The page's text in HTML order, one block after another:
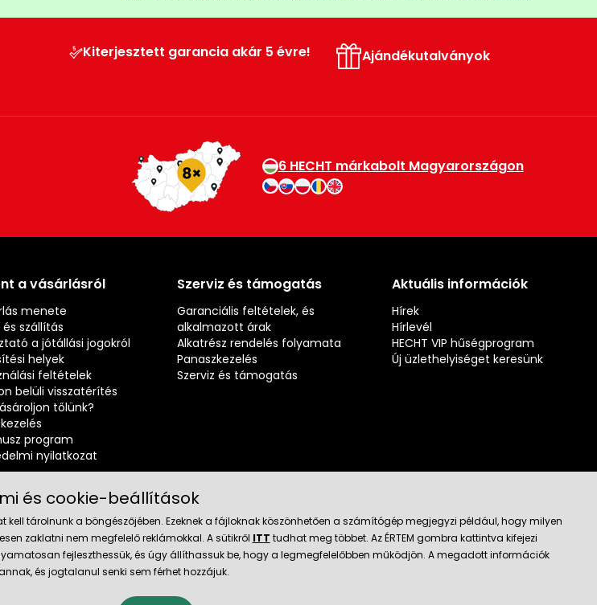
Kiterjesztett garancia akár 5 évre! Ajándékutalványok
6 HECHT márkabolt Magyarországon
a vásárlásról
menete
és szállítás
a jótállási jogokról
helyek
feltételek
belüli visszatérítés
tőlünk?
program
nyilatkozat
Szerviz és támogatás
Garanciális feltételek, és
alkalmazott árak
Alkatrész rendelés folyamata
Panaszkezelés
Szerviz és támogatás
Aktuális információk
Hírek
Hírlevél
HECHT VIP hűségprogram
Új üzlethelyiséget keresünk
Megbízható kereskedő
és cookie-beállítások
tárolnunk a böngészőjében. Ezeknek a fájloknak köszönhetően a számítógép megjegyzi például, hogy milyen
zaklatni nem megfelelő reklámokkal. A sütikről ITT tudhat meg többet. Az ÉRTEM gombra kattintva kifejezi
fejleszthessük, és úgy állíthassuk be, hogy a legmegfelelőbben működjön. A megadott információk
és jogtalanul senki sem férhet hozzájuk.